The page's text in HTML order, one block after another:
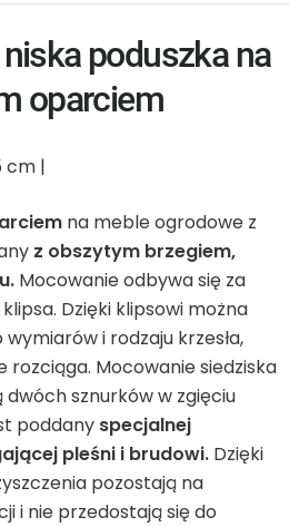
siedziskowe
cm |
na meble ogrodowe z
z obszytym brzegiem,
Mocowanie odbywa się za
Dzięki klipsowi można
i rodzaju krzesła,
rozciąga. Mocowanie siedziska
sznurków w zgięciu
poddany specjalnej
pleśni i brudowi. Dzięki
pozostają na
i nie przedostają się do
niska poduszka na
oparciem